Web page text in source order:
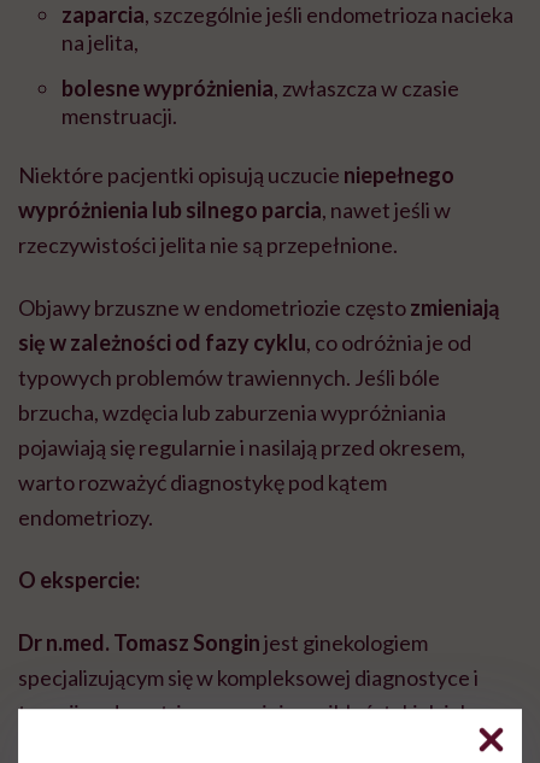
zaparcia, szczególnie jeśli endometrioza nacieka
na jelita,
bolesne wypróżnienia, zwłaszcza w czasie
menstruacji.
Niektóre pacjentki opisują uczucie niepełnego
wypróżnienia lub silnego parcia, nawet jeśli w
rzeczywistości jelita nie są przepełnione.
Objawy brzuszne w endometriozie częstozmieniają
się w zależności od fazy cyklu, co odróżnia je od
typowych problemów trawiennych. Jeśli bóle
brzucha, wzdęcia lub zaburzenia wypróżniania
pojawiają się regularnie i nasilają przed okresem,
warto rozważyć diagnostykę pod kątem
endometriozy.
O ekspercie:
Dr n.med. Tomasz Songinjest ginekologiem
specjalizującym się w kompleksowej diagnostyce i
terapii endometriozy oraz jej powikłań, takich jak